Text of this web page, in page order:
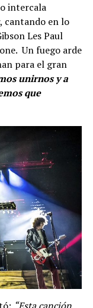
intercala
cantando en lo
Les Paul
Un fuego arde
para el gran
unirnos y a
que